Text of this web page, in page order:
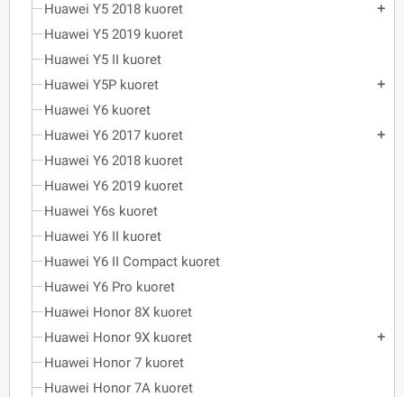
Huawei Y5 2018 kuoret add
Huawei Y5 2019 kuoret
Huawei Y5 II kuoret
Huawei Y5P kuoret
add
Huawei Y6 kuoret
Huawei Y6 2017 kuoret
add
Huawei Y6 2018 kuoret
Huawei Y6 2019 kuoret
Huawei Y6s kuoret
Huawei Y6 II kuoret
Huawei Y6 II Compact kuoret
Huawei Y6 Pro kuoret
Huawei Honor 8X kuoret
Huawei Honor 9X kuoret
add
Huawei Honor 7 kuoret
Huawei Honor 7A kuoret